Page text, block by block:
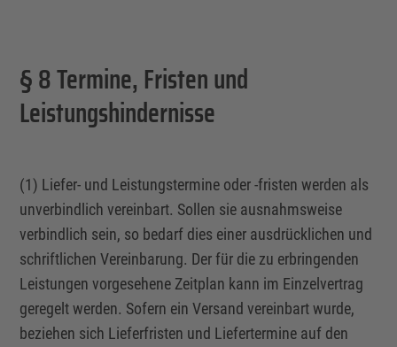
§ 8 Termine, Fristen und
Leistungshindernisse
(1) Liefer- und Leistungstermine oder -fristen werden als
unverbindlich vereinbart. Sollen sie ausnahmsweise
verbindlich sein, so bedarf dies einer ausdrücklichen und
schriftlichen Vereinbarung. Der für die zu erbringenden
Leistungen vorgesehene Zeitplan kann im Einzelvertrag
geregelt werden. Sofern ein Versand vereinbart wurde,
beziehen sich Lieferfristen und Liefertermine auf den